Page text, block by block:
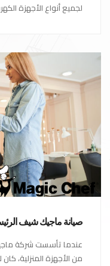
لجميع أنواع الأجهزة
صيانة ماجيك شيف
عندما تأسست شركة
من الأجهزة المنزلية،